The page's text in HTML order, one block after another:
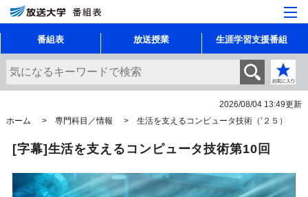
番組表 放送授業 生涯学習支援番組
2026/08/04 13:49更新
ホーム
専門科目／情報 生活を支えるコンピュータ技術（’２５）
[字幕]生活を支えるコンピュータ技術第10回